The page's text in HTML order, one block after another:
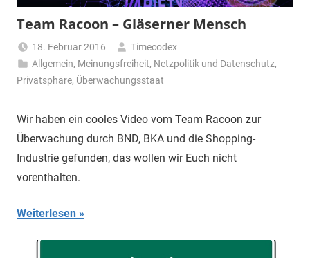
Team Racoon – Gläserner Mensch
18. Februar 2016
Timecodex
Allgemein, Meinungsfreiheit, Netzpolitik und Datenschutz,
Privatsphäre, Überwachungsstaat
Wir haben ein cooles Video vom Team Racoon zur
Überwachung durch BND, BKA und die Shopping-
Industrie gefunden, das wollen wir Euch nicht
vorenthalten.
Weiterlesen